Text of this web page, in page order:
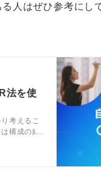
体的に伝えよう
業務システムを改
っては重要な利益で
長や発展にいかに
。あなたの力が会
人はぜひ参考にし
法を使
考えるこ
構成の組
的にする